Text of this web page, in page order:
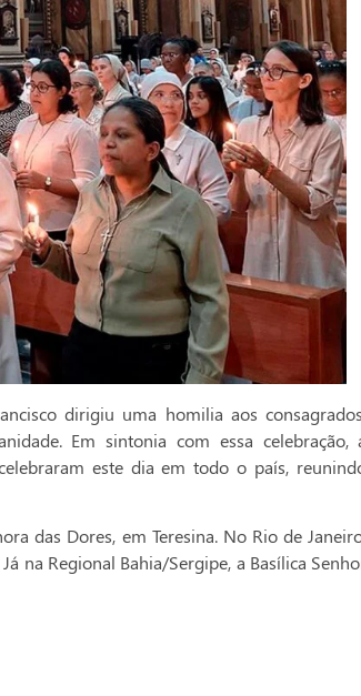
dirigiu uma homilia aos
Em sintonia com essa celebração,
este dia em todo o país,
das Dores, em Teresina. No Rio de
na Regional Bahia/Sergipe, a Basílica